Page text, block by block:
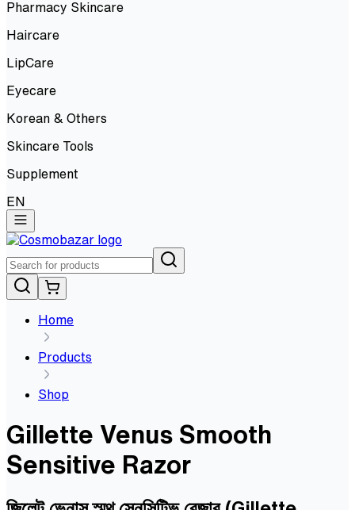
Pharmacy Skincare
Haircare
LipCare
Eyecare
Korean & Others
Skincare Tools
Supplement
EN
Home
Products
Shop
Gillette Venus Smooth
Sensitive Razor